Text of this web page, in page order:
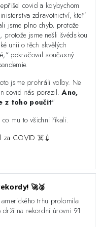
covid a kdybychom
zdravotnictví, kteří
jsme plno chyb, protože
jsme nešli švédskou
unii o těch skvělých
pokračoval současný
jsme prohráli volby. Ne
covid nás porazil. Ano,
z toho poučit"
mu to všichni říkali.
za COVID ☠️💉
🚀🥈
trhu prolomila
na rekordní úrovni 91